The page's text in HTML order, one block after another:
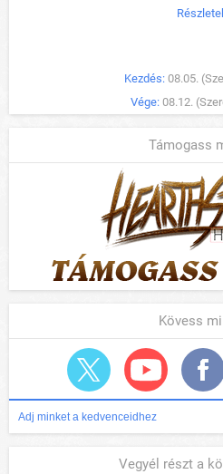
Kezdés: 08.05.
Vége: 08.12.
Támogass
Kövess
Adj minket a kedvenceidhez
Vegyél részt a